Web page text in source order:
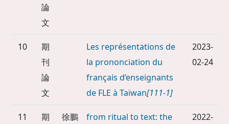
論
文
10
期
刊
論
文
Les représentations de
la prononciation du
français d’enseignants
de FLE à Taïwan[111-1]
2023-
02-24
11
期
徐鵬
from ritual to text: the
2022-